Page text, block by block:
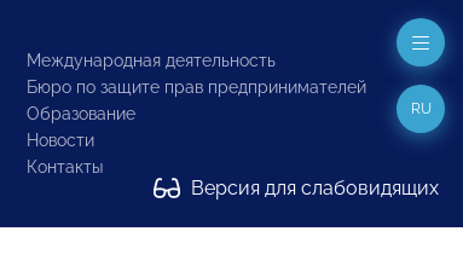
Международная деятельность
Бюро по защите прав предпринимателей
Образование
Новости
Контакты
Версия для слабовидящих
RU